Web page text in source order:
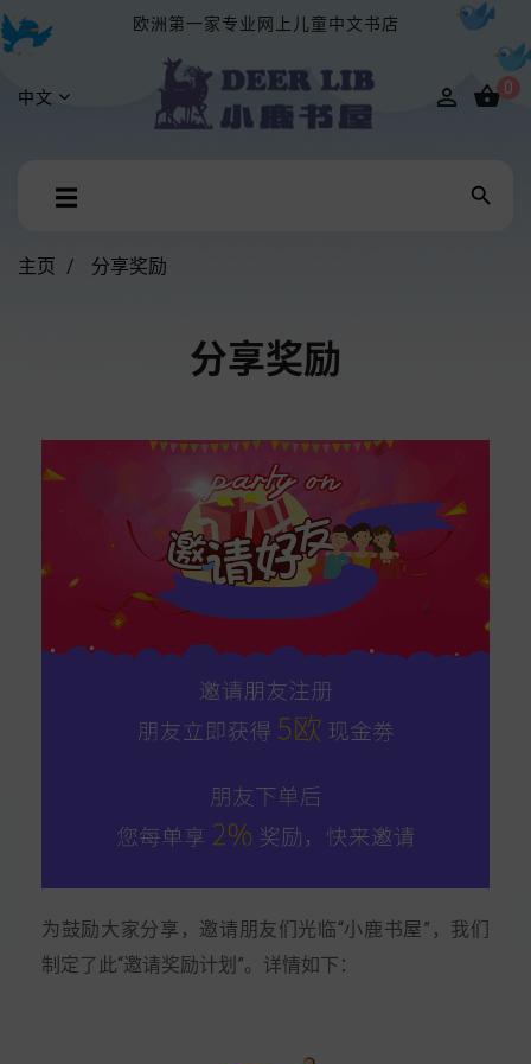
欧洲第一家专业网上儿童中文书店
中文  0
Toggle
☰ 
主页 分享奖励
分享奖励
为鼓励大家分享，邀请朋友们光临“小鹿书屋”，我们
制定了此“邀请奖励计划”。详情如下：